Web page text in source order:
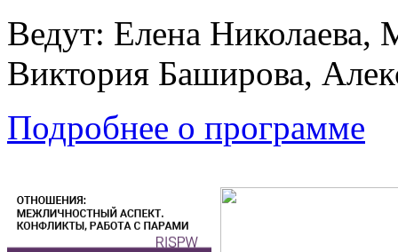
Ведут: Елена Николаева,
Виктория Баширова,
Подробнее о программе